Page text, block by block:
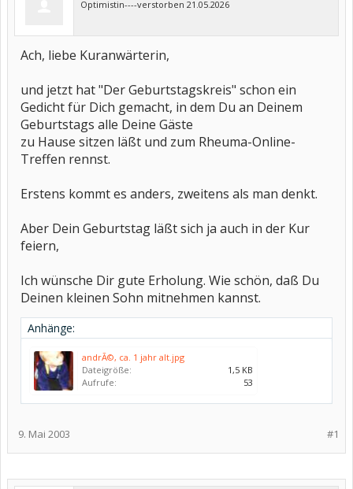
Optimistin----verstorben 21.05.2026
Ach, liebe Kuranwärterin,
und jetzt hat "Der Geburtstagskreis" schon ein
Gedicht für Dich gemacht, in dem Du an Deinem
Geburtstags alle Deine Gäste
zu Hause sitzen läßt und zum Rheuma-Online-
Treffen rennst.
Erstens kommt es anders, zweitens als man denkt.
Aber Dein Geburtstag läßt sich ja auch in der Kur
feiern,
Ich wünsche Dir gute Erholung. Wie schön, daß Du
Deinen kleinen Sohn mitnehmen kannst.
Anhänge:
andrÃ©, ca. 1 jahr alt.jpg
Dateigröße:
1,5 KB
Aufrufe:
53
#1
9. Mai 2003